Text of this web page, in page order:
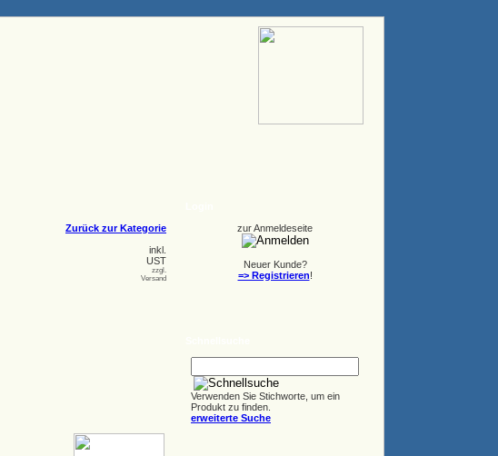
Zurück zur Kategorie
inkl.
UST
zzgl.
Versand
zur Anmeldeseite
Neuer Kunde?
=> Registrieren!
Verwenden Sie Stichworte, um ein
Produkt zu finden.
erweiterte Suche